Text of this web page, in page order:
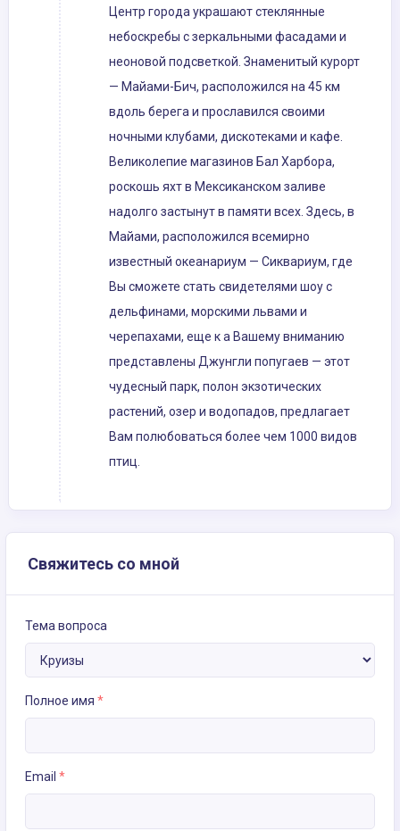
Центр города украшают стеклянные
небоскребы с зеркальными фасадами и
неоновой подсветкой. Знаменитый курорт
— Майами-Бич, расположился на 45 км
вдоль берега и прославился своими
ночными клубами, дискотеками и кафе.
Великолепие магазинов Бал Харбора,
роскошь яхт в Мексиканском заливе
надолго застынут в памяти всех. Здесь, в
Майами, расположился всемирно
известный океанариум — Сиквариум, где
Вы сможете стать свидетелями шоу с
дельфинами, морскими львами и
черепахами, еще к а Вашему вниманию
представлены Джунгли попугаев — этот
чудесный парк, полон экзотических
растений, озер и водопадов, предлагает
Вам полюбоваться более чем 1000 видов
птиц.
Свяжитесь со мной
Тема вопроса
Полное имя *
Email *